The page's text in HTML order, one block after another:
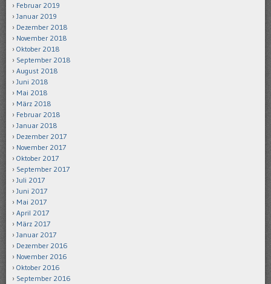
Februar 2019
Januar 2019
Dezember 2018
November 2018
Oktober 2018
September 2018
August 2018
Juni 2018
Mai 2018
März 2018
Februar 2018
Januar 2018
Dezember 2017
November 2017
Oktober 2017
September 2017
Juli 2017
Juni 2017
Mai 2017
April 2017
März 2017
Januar 2017
Dezember 2016
November 2016
Oktober 2016
September 2016